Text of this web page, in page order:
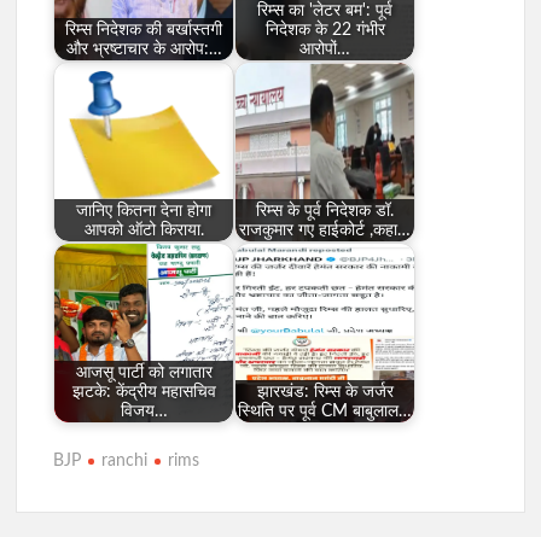
रिम्स निदेशक की बर्खास्तगी
और भ्रष्टाचार के आरोप:…
रिम्स का 'लेटर बम': पूर्व
निदेशक के 22 गंभीर
आरोपों…
जानिए कितना देना होगा
आपको ऑटो किराया.
रिम्स के पूर्व निदेशक डॉ.
राजकुमार गए हाईकोर्ट ,कहा…
आजसू पार्टी को लगातार
झटके: केंद्रीय महासचिव
विजय…
झारखंड: रिम्स के जर्जर
स्थिति पर पूर्व CM बाबुलाल…
BJP ranchi rims